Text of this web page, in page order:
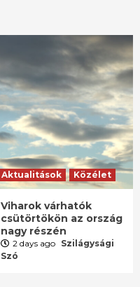
Aktualitások Közélet
Viharok várhatók
csütörtökön az ország
nagy részén
2 days ago Szilágysági
Szó